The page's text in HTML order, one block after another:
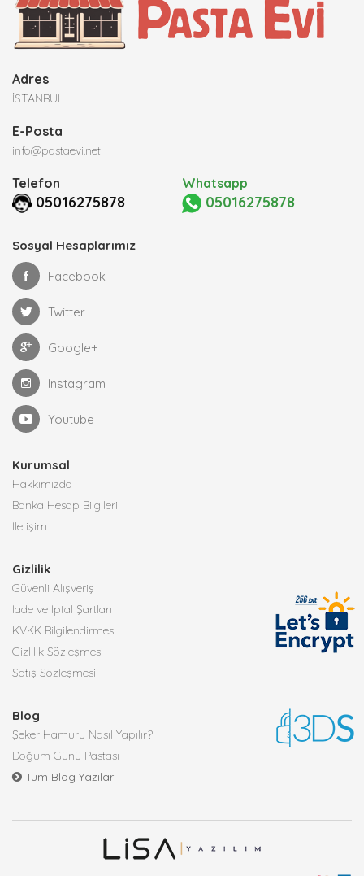
Adres
İSTANBUL
E-Posta
info@pastaevi.net
Telefon
05016275878
Whatsapp
05016275878
Sosyal Hesaplarımız
Facebook
Twitter
Google+
Instagram
Youtube
Kurumsal
Hakkımızda
Banka Hesap Bilgileri
İletişim
Gizlilik
Güvenli Alışveriş
İade ve İptal Şartları
KVKK Bilgilendirmesi
Gizlilik Sözleşmesi
Satış Sözleşmesi
Blog
Şeker Hamuru Nasıl Yapılır?
Doğum Günü Pastası
Tüm Blog Yazıları